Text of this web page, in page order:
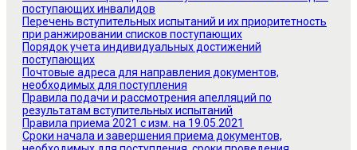
поступающих инвалидов
Перечень вступительных испытаний и их приоритетность
при ранжировании списков поступающих
Порядок учета индивидуальных достижений
поступающих
Почтовые адреса для направления документов,
необходимых для поступления
Правила подачи и рассмотрения апелляций по
результатам вступительных испытаний
Правила приема 2021 с изм. на 19.05.2021
Сроки начала и завершения приема документов,